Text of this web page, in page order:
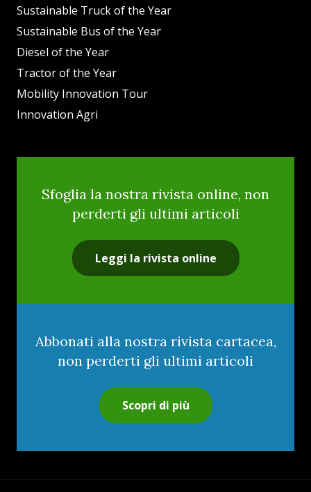
Sustainable Truck of the Year
Sustainable Bus of the Year
Diesel of the Year
Tractor of the Year
Mobility Innovation Tour
Innovation Agri
Sfoglia la nostra rivista online, non
perderti gli ultimi articoli
Leggi la rivista online
Abbonati alla nostra rivista cartacea,
non perderti gli ultimi articoli
Scopri di più